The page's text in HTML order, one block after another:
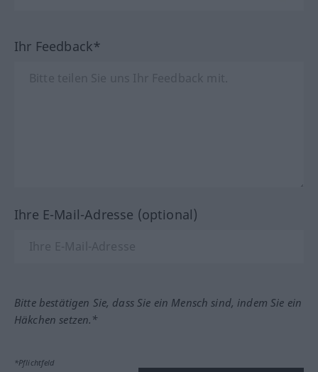
Ihr Feedback*
Ihre E-Mail-Adresse (optional)
Bitte bestätigen Sie, dass Sie ein Mensch sind, indem Sie ein
Häkchen setzen.*
*Pflichtfeld